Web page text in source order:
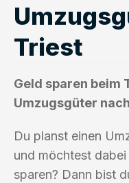
Triest
Geld sparen beim
Umzugsgüter
Du planst einen
und möchtest
sparen? Dann bist